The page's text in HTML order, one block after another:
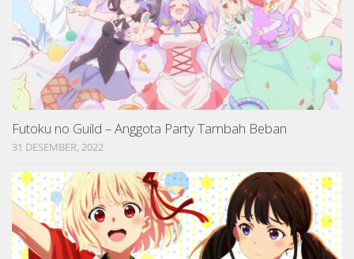
Futoku no Guild – Anggota Party Tambah Beban
31 DESEMBER, 2022